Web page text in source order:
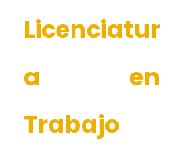
Licenciatur
a en
Trabajo